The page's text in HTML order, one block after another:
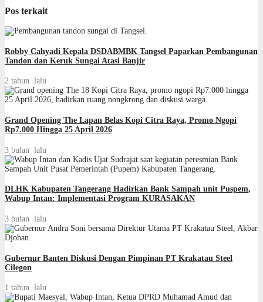
Pos terkait
Robby Cahyadi Kepala DSDABMBK Tangsel Paparkan Pembangunan
Tandon dan Keruk Sungai Atasi Banjir
2 tahun lalu
Grand Opening The Lapan Belas Kopi Citra Raya, Promo Ngopi
Rp7.000 Hingga 25 April 2026
3 bulan lalu
DLHK Kabupaten Tangerang Hadirkan Bank Sampah unit Puspem,
Wabup Intan: Implementasi Program KURASAKAN
3 bulan lalu
Gubernur Banten Diskusi Dengan Pimpinan PT Krakatau Steel
Cilegon
1 tahun lalu